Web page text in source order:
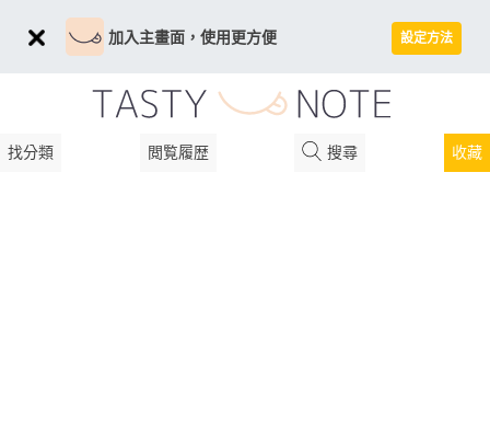
加入主畫面，使用更方便 設定方法
找分類 閲覧履歴 搜尋 收藏